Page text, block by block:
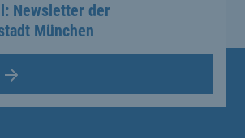
Newsletter der
München